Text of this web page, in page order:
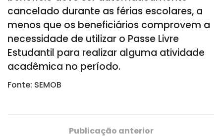
cancelado durante as férias escolares, a
menos que os beneficiários comprovem a
necessidade de utilizar o Passe Livre
Estudantil para realizar alguma atividade
acadêmica no período.
Fonte: SEMOB
Publicação anterior